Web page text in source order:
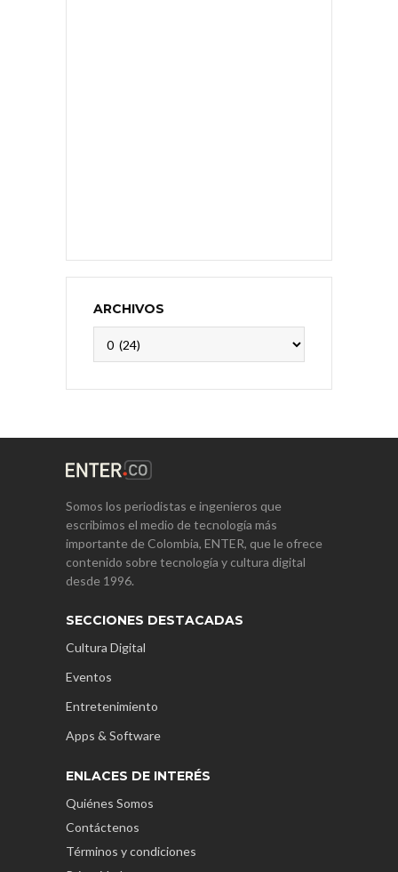
ARCHIVOS
Somos los periodistas e ingenieros que
escribimos el medio de tecnología más
importante de Colombia, ENTER, que le ofrece
contenido sobre tecnología y cultura digital
desde 1996.
SECCIONES DESTACADAS
Cultura Digital
Eventos
Entretenimiento
Apps & Software
ENLACES DE INTERÉS
Quiénes Somos
Contáctenos
Términos y condiciones